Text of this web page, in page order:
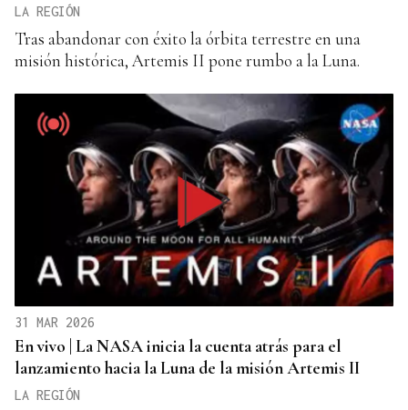
LA REGIÓN
Tras abandonar con éxito la órbita terrestre en una
misión histórica, Artemis II pone rumbo a la Luna.
31 MAR 2026
En vivo | La NASA inicia la cuenta atrás para el
lanzamiento hacia la Luna de la misión Artemis II
LA REGIÓN